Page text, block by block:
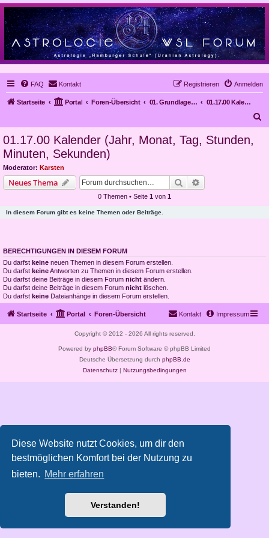
Diese Website nutzt Cookies, um dir den
bestmöglichen Komfort bei der Nutzung zu
bieten. Mehr erfahren
Verstanden!
FAQ Kontakt Anmelden
Registrieren
Startseite Portal Foren-Übersicht 01. Grundlagen der Astrologie
01.17.00 Kalender (Jahr, Monat, Tag, Stunden, Minuten, Sekunden)
01.17.00 Kalender (Jahr, Monat, Tag, Stunden,
Minuten, Sekunden)
Moderator: Karsten
Neues Thema Suche
0 Themen • Seite 1 von 1
In diesem Forum gibt es keine Themen oder Beiträge.
BERECHTIGUNGEN IN DIESEM FORUM
Du darfst keine neuen Themen in diesem Forum erstellen.
Du darfst keineAntworten zu Themen in diesem Forum erstellen.
Du darfst deine Beiträge in diesem Forum nicht ändern.
Du darfst deine Beiträge in diesem Forum nicht löschen.
Du darfst keine Dateianhänge in diesem Forum erstellen.
Startseite Portal Foren-Übersicht Impressum
Kontakt
Copyright © 2012 - 2026 All rights reserved.
Powered by phpBB® Forum Software © phpBB Limited
Deutsche Übersetzung durch phpBB.de
Datenschutz| Nutzungsbedingungen